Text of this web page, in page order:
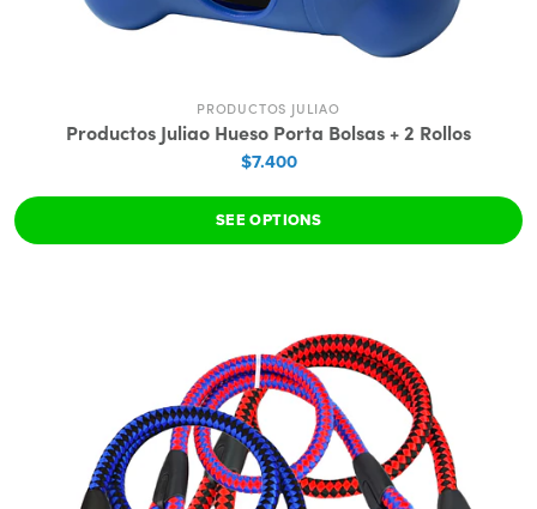
PRODUCTOS JULIAO
Productos Juliao Hueso Porta Bolsas + 2 Rollos
$7.400
SEE OPTIONS